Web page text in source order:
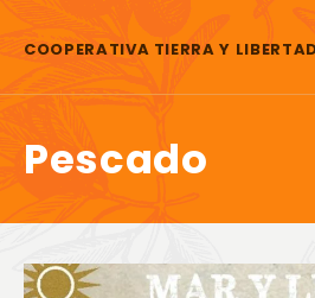
COOPERATIVA TIERRA Y
Pescado